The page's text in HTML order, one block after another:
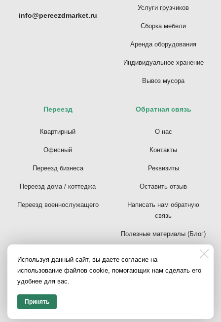
Используя данный сайт, вы даете согласие на
использование файлов cookie, помогающих нам сделать его
удобнее для вас.
Принять
info@pereezdmarket.ru
Услуги грузчиков
Сборка мебели
Аренда оборудования
Индивидуальное хранение
Вывоз мусора
Переезд
Квартирный
Офисный
Переезд бизнеса
Переезд дома / коттеджа
Переезд военнослужащего
Обратная связь
О нас
Контакты
Реквизиты
Оставить отзыв
Написать нам обратную
связь
Полезные материалы (Блог)
Полезное на Яндекс.Дзен
Политика